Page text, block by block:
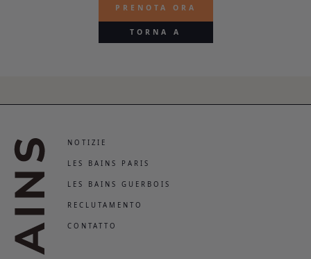
PRENOTA ORA
TORNA A
NOTIZIE
LES BAINS PARIS
LES BAINS GUERBOIS
RECLUTAMENTO
CONTATTO